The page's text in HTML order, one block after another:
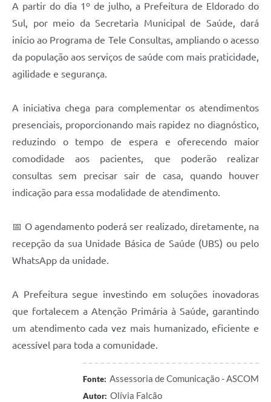
A partir do dia 1º de julho, a Prefeitura de Eldorado do
Sul, por meio da Secretaria Municipal de Saúde, dará
início ao Programa de Tele Consultas, ampliando o acesso
da população aos serviços de saúde com mais praticidade,
agilidade e segurança.
A iniciativa chega para complementar os atendimentos
presenciais, proporcionando mais rapidez no diagnóstico,
reduzindo o tempo de espera e oferecendo maior
comodidade aos pacientes, que poderão realizar
consultas sem precisar sair de casa, quando houver
indicação para essa modalidade de atendimento.
📅 O agendamento poderá ser realizado, diretamente, na
recepção da sua Unidade Básica de Saúde (UBS) ou pelo
WhatsApp da unidade.
A Prefeitura segue investindo em soluções inovadoras
que fortalecem a Atenção Primária à Saúde, garantindo
um atendimento cada vez mais humanizado, eficiente e
acessível para toda a comunidade.
Fonte: Assessoria de Comunicação - ASCOM
Autor: Olívia Falcão